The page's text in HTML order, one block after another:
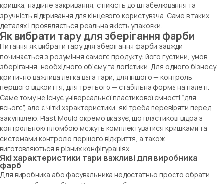
кришка, надійне закривання, стійкість до штабелювання та
зручність відкривання для кінцевого користувача. Саме в таких
деталях і проявляється реальна якість упаковки.
Як вибрати тару для зберігання фарби
Питання як вибрати тару для зберігання фарби завжди
починається з розуміння самого продукту: його густини, умов
зберігання, необхідного об’єму та логістики. Для одного бізнесу
критично важлива легка вага тари, для іншого — контроль
першого відкриття, для третього — стабільна форма на палеті.
Саме тому не існує універсальної пластикової ємності “для
всього”, але є чіткі характеристики, які треба перевіряти перед
закупівлею. Plast Mould окремо вказує, що пластикові відра з
контрольною пломбою можуть комплектуватися кришками та
системами контролю першого відкриття, а також
виготовляються в різних конфігураціях.
Які характеристики тари важливі для виробника
фарб
Для виробника або фасувальника недостатньо просто обрати